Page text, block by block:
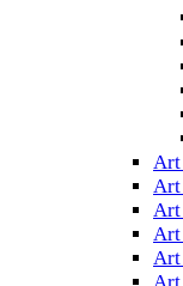
Art
Art
Art
Art
Art